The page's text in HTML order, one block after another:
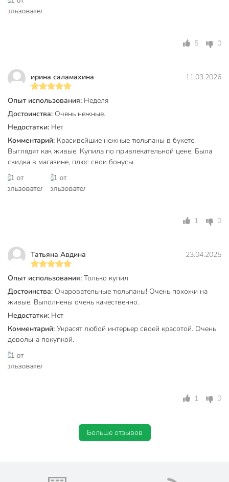
на балкон
на кухню
Стиль
классический
Вид цветка
Артикул производителя
Модель
Тюльпаны
Вес в упаковке
100 г
Габариты упаковки
5 0
ирина саламахина 11.03.2026
Опыт использования: Неделя
Достоинства: Очень нежные.
Недостатки: Нет
Комментарий: Красивейшие нежные тюльпаны в букете.
Выглядят как живые. Купила по привлекательной цене. Была
скидка в магазине, плюс свои бонусы.
1 0
Татьяна Авдина 23.04.2025
Опыт использования: Только купил
Достоинства: Очаровательные тюльпаны! Очень похожи на
живые. Выполнены очень качественно.
Недостатки: Нет
Комментарий: Украсят любой интерьер своей красотой. Очень
довольна покупкой.
1 0
Больше отзывов